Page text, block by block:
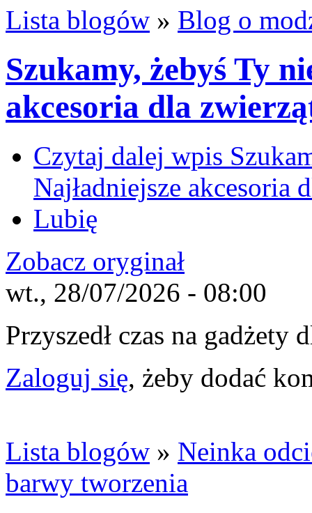
Lista blogów » Blog o
Szukamy, żebyś Ty
akcesoria dla
Czytaj dalej wpis
Najładniejsze akcesoria
Lubię
Zobacz oryginał
wt., 28/07/2026 - 08:00
Przyszedł czas na gadżety
Zaloguj się, żeby dodać
Lista blogów » Neinka
barwy tworzenia